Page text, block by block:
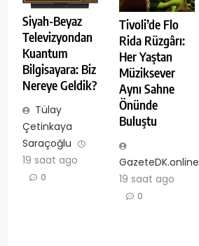
Siyah-Beyaz
Televizyondan
Kuantum
Bilgisayara: Biz
Nereye Geldik?
Tülay
Çetinkaya
Saraçoğlu
19 saat ago
0
Tivoli’de Flo
Rida Rüzgârı:
Her Yaştan
Müziksever
Aynı Sahne
Önünde
Buluştu
GazeteDK.online
19 saat ago
0